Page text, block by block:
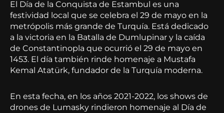
El Día de la Conquista de Estambul es una
festividad local que se celebra el 29 de mayo en la
metrópolis más grande de Turquía. Está dedicado
a la victoria en la Batalla de Dumlupinar y la caída
de Constantinopla que ocurrió el 29 de mayo en
1453. El día también rinde homenaje a Mustafa
Kemal Atatürk, fundador de la Turquía moderna.
En esta fecha, en los años 2021-2022, los shows de
drones de Lumasky rindieron homenaje al Día de